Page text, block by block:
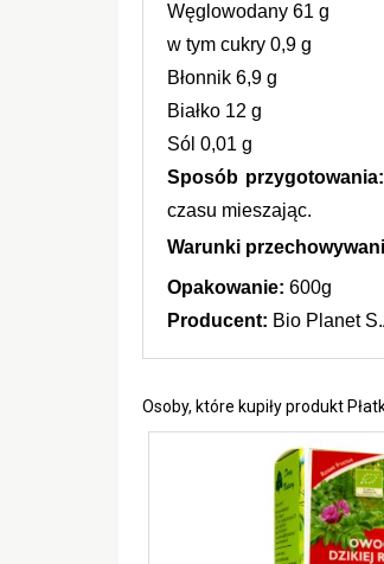
Węglowodany 61 g
w tym cukry 0,9 g
Błonnik 6,9 g
Białko 12 g
Sól 0,01 g
Sposób przygotowania:
czasu mieszając.
Warunki
Opakowanie: 600g
Producent: Bio Planet
Osoby, które kupiły produkt